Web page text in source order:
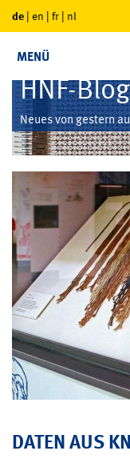
de | en | fr | nl
MENÜ
HNF-Blog
Neues von gestern
DATEN AUS